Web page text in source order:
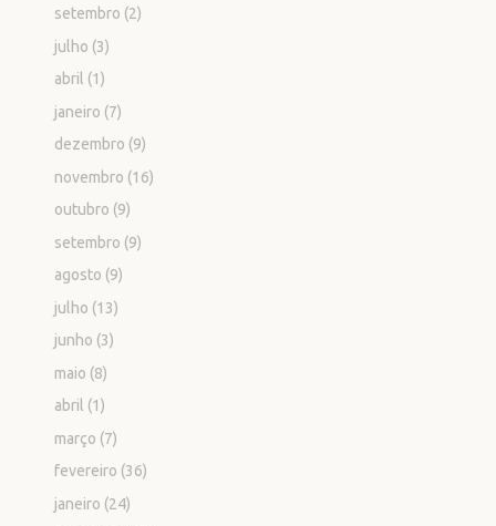
setembro (2)
julho (3)
abril (1)
janeiro (7)
dezembro (9)
novembro (16)
outubro (9)
setembro (9)
agosto (9)
julho (13)
junho (3)
maio (8)
abril (1)
março (7)
fevereiro (36)
janeiro (24)